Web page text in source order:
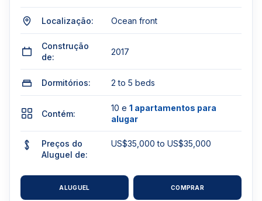
Localização: Ocean front
Construção
de:
2017
Dormitórios: 2 to 5 beds
Contém:
10 e 1 apartamentos para
alugar
Preços do
Aluguel de:
US$35,000 to US$35,000
ALUGUEL COMPRAR